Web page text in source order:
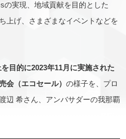
の実現、地域貢献を目的とした
上げ、さまざまなイベントなどを
を目的に2023年11月に実施された
会（エコセール） の様子を、プロ
辺 希さん、アンバサダーの我那覇